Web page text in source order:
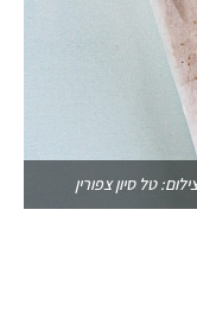
טל סיון צפורין